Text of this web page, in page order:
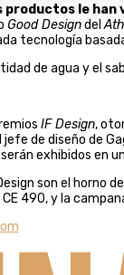
productos le
Good Designdel
tecnología
de agua y el
IF Design,
de diseño de
exhibidos en
son el horno
490, y la